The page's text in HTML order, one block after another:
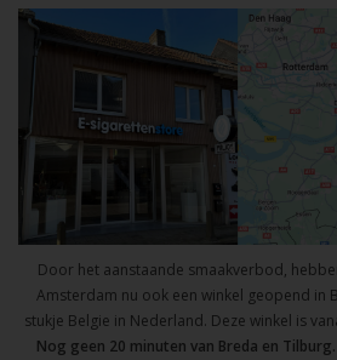
Door het aanstaande smaakverbod,
Amsterdam nu ook een winkel geopend in
stukje Belgie in Nederland. Deze winkel is
Nog geen 20 minuten van Breda en Tilburg.